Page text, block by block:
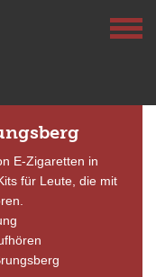
E-Zigaretten in
für Leute, die mit